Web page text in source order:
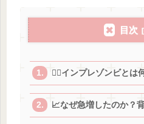
目次
🧟‍♂️インプレゾンビとは
📈なぜ急増したのか？